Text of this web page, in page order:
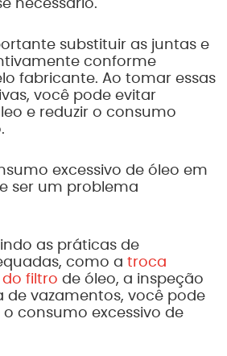
necessário.
substituir as juntas e
conforme
fabricante. Ao tomar essas
você pode evitar
e reduzir o consumo
excessivo de óleo em
ser um problema
as práticas de
como a troca
filtro de óleo, a inspeção
de vazamentos, você pode
o consumo excessivo de